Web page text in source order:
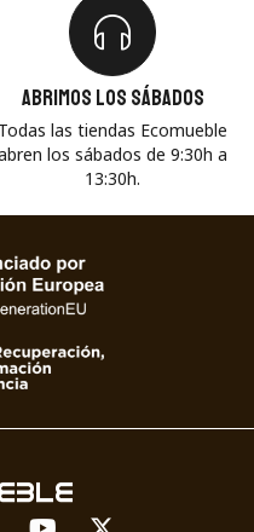
Abrimos los sábados
Todas las tiendas Ecomueble
los sábados de 9:30h a
13:30h.
YoutubeX-twitter